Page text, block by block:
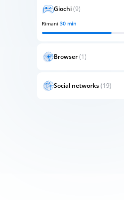
Giochi(9)
Rimani 30 min
Browser(1)
Social networks(19)